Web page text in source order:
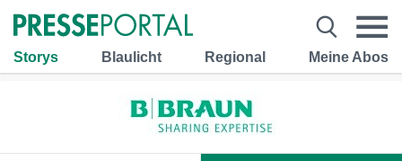
Storys Blaulicht Regional Meine Abos